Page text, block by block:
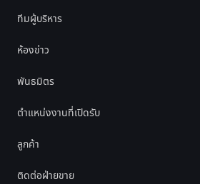
ทีมผู้บริหาร
ห้องข่าว
พันธมิตร
ตำแหน่งงานที่เปิดรับ
ลูกค้า
ติดต่อฝ่ายขาย